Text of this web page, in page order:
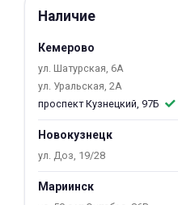
Наличие
Кемерово
ул. Шатурская, 6А
ул. Уральская, 2А
проспект Кузнецкий, 97Б
Новокузнецк
ул. Доз, 19/28
Мариинск